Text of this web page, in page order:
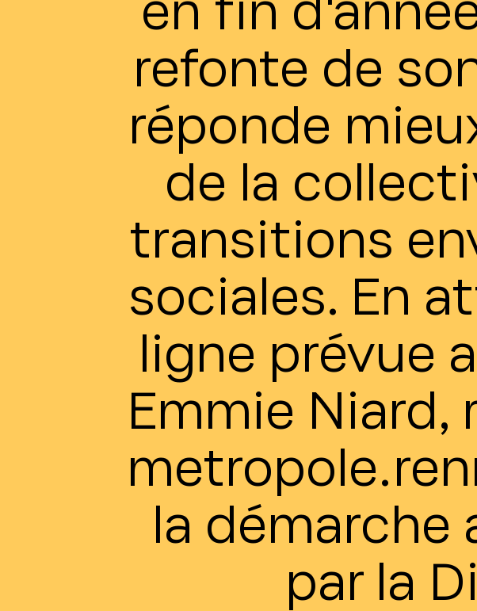
en fin
refonte de
réponde
de la
transitions
sociales. En
ligne prévue
Emmie Niard,
la démarche
par la